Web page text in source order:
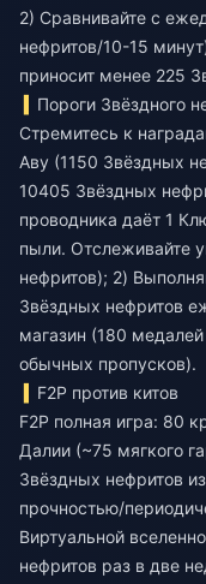
2) Сравнивайте с
нефритов/10-15
приносит менее 225
Пороги Звёздного
Стремитесь к
Аву (1150 Звёздных
10405 Звёздных
проводника даёт 1
пыли. Отслеживайте
нефритов); 2)
Звёздных нефритов
магазин (180
обычных пропусков).
F2P против китов
F2P полная игра: 80
Далии (~75 мягкого
Звёздных нефритов
прочностью/
Виртуальной
нефритов раз в две